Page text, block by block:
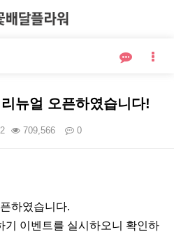
뉴얼 오픈하였습니다!
709,566 0
하였습니다.
기 이벤트를 실시하오니 확인하